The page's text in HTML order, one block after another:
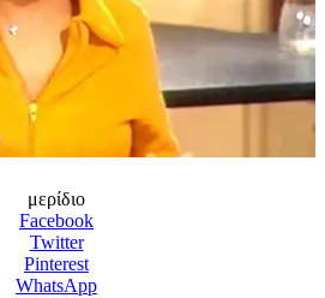
μερίδιο
Facebook
Twitter
Pinterest
WhatsApp